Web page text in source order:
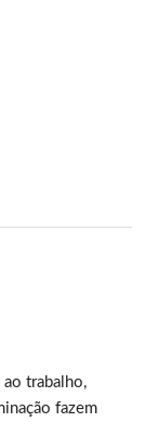
trabalho,
fazem